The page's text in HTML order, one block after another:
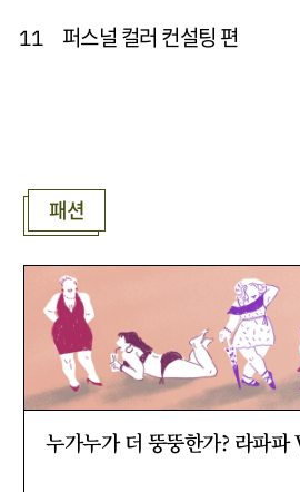
11 퍼스널 컬러 컨설팅 편
패션
누가누가 더 뚱뚱한가? 라파파